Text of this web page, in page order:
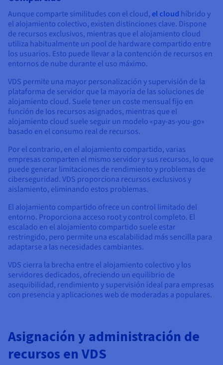
Aunque comparte similitudes con el cloud, el cloud híbrido y
el alojamiento colectivo, existen distinciones clave. Dispone
de recursos exclusivos, mientras que el alojamiento cloud
utiliza habitualmente un pool de hardware compartido entre
los usuarios. Esto puede llevar a la contención de recursos en
entornos de nube durante el uso máximo.
VDS permite una mayor personalización y supervisión de la
plataforma de servidor que la mayoría de las soluciones de
alojamiento cloud. Suele tener un coste mensual fijo en
función de los recursos asignados, mientras que el
alojamiento cloud suele seguir un modelo «pay-as-you-go»
basado en el consumo real de recursos.
Por el contrario, en el alojamiento compartido, varias
empresas comparten el mismo servidor y sus recursos, lo que
puede generar limitaciones de rendimiento y problemas de
ciberseguridad. VDS proporciona recursos exclusivos y
aislamiento, eliminando estos problemas.
El alojamiento compartido ofrece un control limitado del
entorno. Proporciona acceso root y control completo. El
escalado en el alojamiento compartido suele estar
restringido, pero permite una escalabilidad más sencilla para
adaptarse a las necesidades cambiantes.
VDS cierra la brecha entre el alojamiento colectivo y los
servidores dedicados, ofreciendo un equilibrio de
asequibilidad, rendimiento y supervisión ideal para empresas
con presencia y aplicaciones web de moderadas a populares.
Asignación y administración de
recursos en VDS